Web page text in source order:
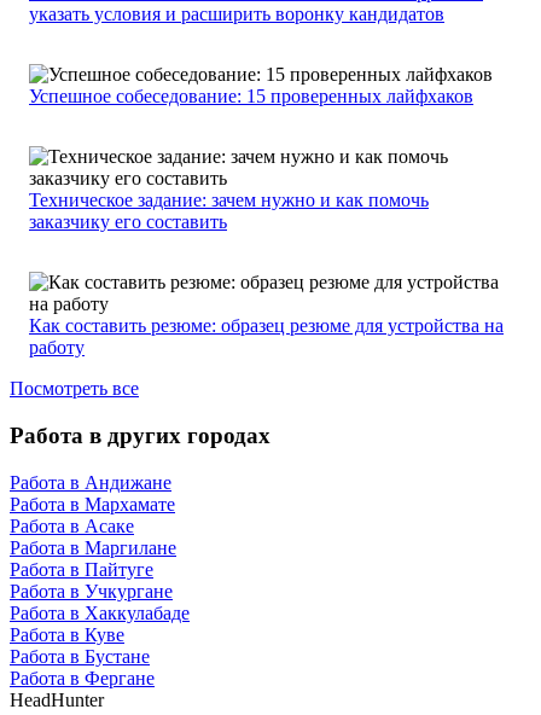
указать условия и расширить воронку кандидатов
Успешное собеседование: 15 проверенных лайфхаков
Техническое задание: зачем нужно и как помочь
заказчику его составить
Как составить резюме: образец резюме для устройства на
работу
Посмотреть все
Работа в других городах
Работа в Андижане
Работа в Мархамате
Работа в Асаке
Работа в Маргилане
Работа в Пайтуге
Работа в Учкургане
Работа в Хаккулабаде
Работа в Куве
Работа в Бустане
Работа в Фергане
HeadHunter